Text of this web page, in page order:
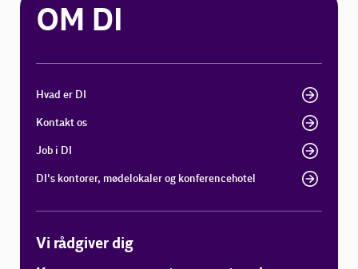
OM DI
Hvad er DI
Kontakt os
Job i DI
DI's kontorer, mødelokaler og konferencehotel
Vi rådgiver dig